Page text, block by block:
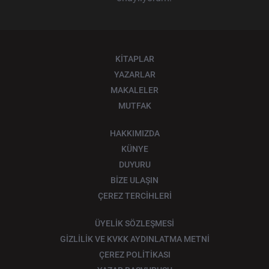
KİTAPLAR
YAZARLAR
MAKALELER
MUTFAK
HAKKIMIZDA
KÜNYE
DUYURU
BİZE ULAŞIN
ÇEREZ TERCİHLERİ
ÜYELİK SÖZLEŞMESİ
GİZLİLİK VE KVKK AYDINLATMA METNİ
ÇEREZ POLİTİKASI